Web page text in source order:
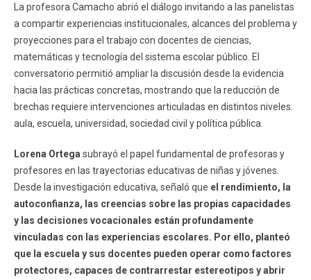
La profesora Camacho abrió el diálogo invitando a las panelistas
a compartir experiencias institucionales, alcances del problema y
proyecciones para el trabajo con docentes de ciencias,
matemáticas y tecnología del sistema escolar público. El
conversatorio permitió ampliar la discusión desde la evidencia
hacia las prácticas concretas, mostrando que la reducción de
brechas requiere intervenciones articuladas en distintos niveles:
aula, escuela, universidad, sociedad civil y política pública.
Lorena Ortega subrayó el papel fundamental de profesoras y
profesores en las trayectorias educativas de niñas y jóvenes.
Desde la investigación educativa, señaló que el rendimiento, la
autoconfianza, las creencias sobre las propias capacidades
y las decisiones vocacionales están profundamente
vinculadas con las experiencias escolares. Por ello, planteó
que la escuela y sus docentes pueden operar como factores
protectores, capaces de contrarrestar estereotipos y abrir